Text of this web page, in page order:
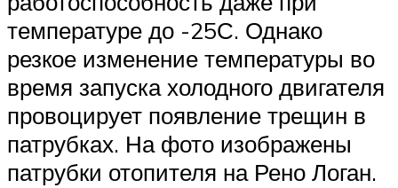
температуре до -25С. Однако
резкое изменение температуры во
время запуска холодного двигателя
провоцирует появление трещин в
патрубках. На фото изображены
патрубки отопителя на Рено Логан.